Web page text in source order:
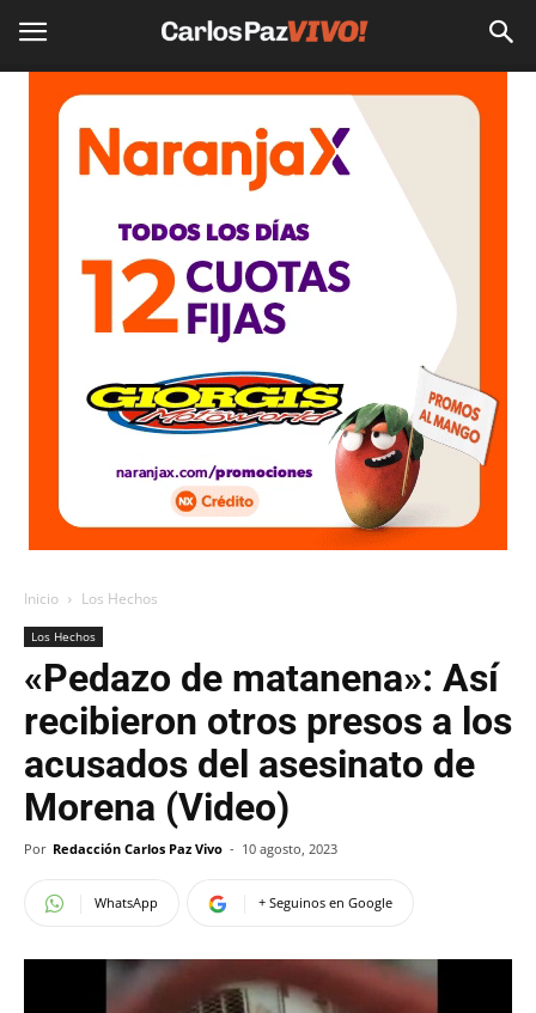
Inicio Los Hechos
Los Hechos
«Pedazo de matanena»: Así
recibieron otros presos a los
acusados del asesinato de
Morena (Video)
Por Redacción Carlos Paz Vivo - 10 agosto, 2023
WhatsApp + Seguinos en Google